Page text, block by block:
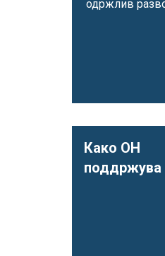
одржлив
Како ОН
поддржува